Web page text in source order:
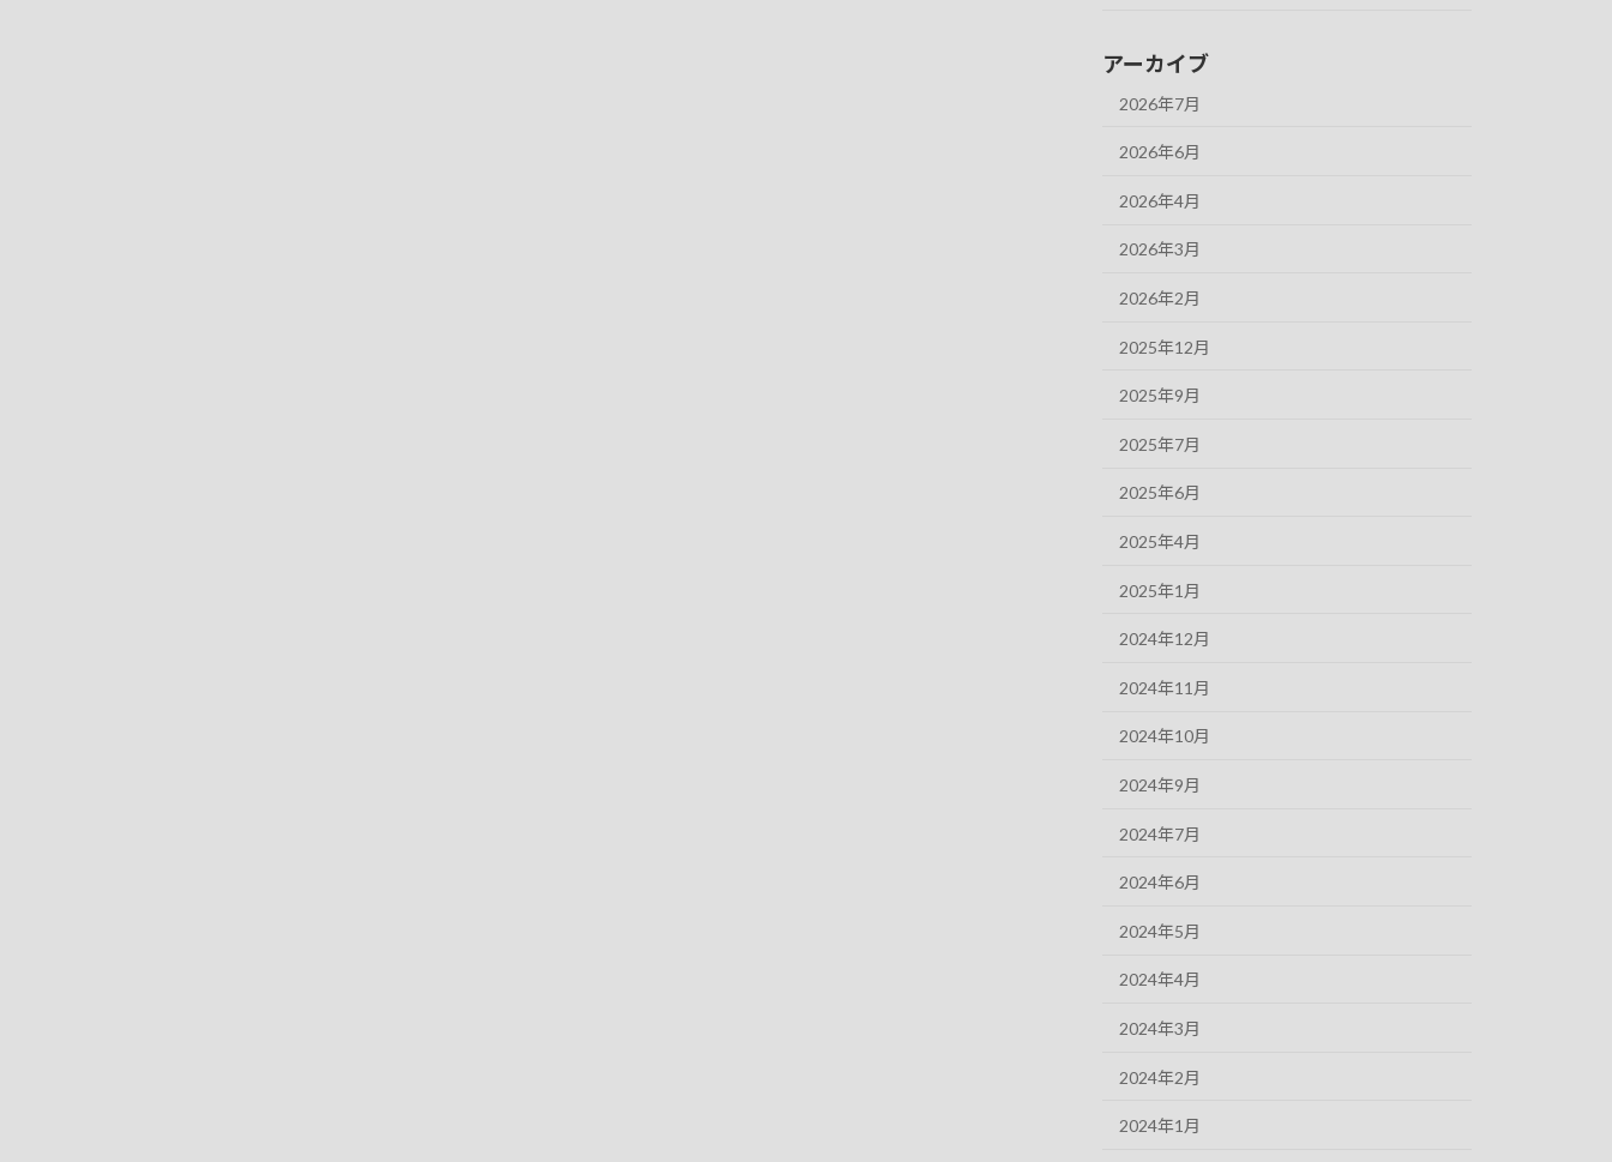
アーカイブ
2026年7月
2026年6月
2026年4月
2026年3月
2026年2月
2025年12月
2025年9月
2025年7月
2025年6月
2025年4月
2025年1月
2024年12月
2024年11月
2024年10月
2024年9月
2024年7月
2024年6月
2024年5月
2024年4月
2024年3月
2024年2月
2024年1月